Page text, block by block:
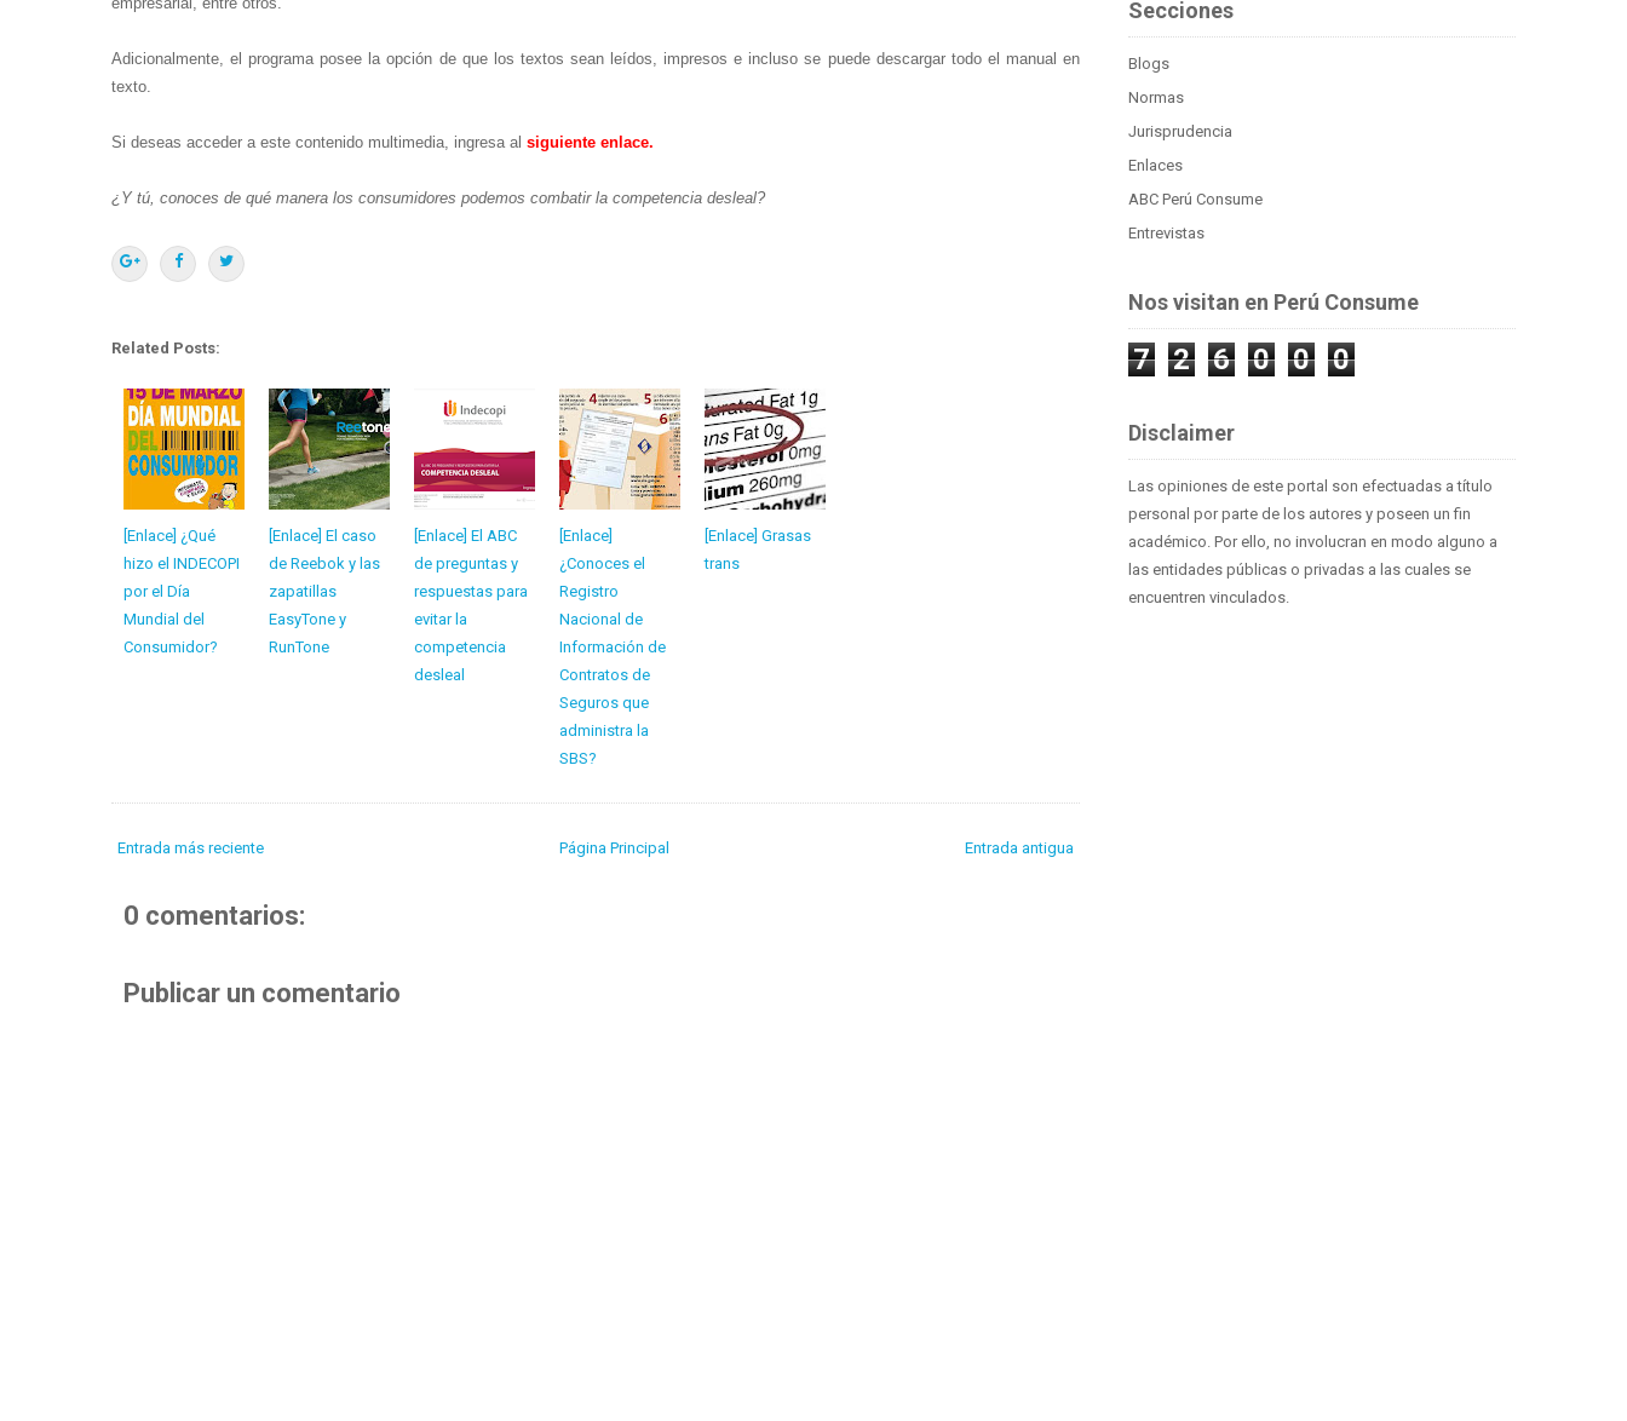
Adicionalmente, el programa posee la opción de que los textos sean leídos, impresos e incluso se puede descargar todo el manual en
texto.
Si deseas acceder a este contenido multimedia, ingresa al siguiente enlace.
¿Y tú, conoces de qué manera los consumidores podemos combatir la competencia desleal?
Related Posts:
[Enlace] ¿Qué
hizo el INDECOPI
por el Día
Mundial del
Consumidor?
[Enlace] El caso
de Reebok y las
zapatillas
EasyTone y
RunTone
[Enlace] El ABC
de preguntas y
respuestas para
evitar la
competencia
desleal
[Enlace]
¿Conoces el
Registro
Nacional de
Información de
Contratos de
Seguros que
administra la
SBS?
[Enlace] Grasas
trans
Entrada más reciente Entrada antigua
Página Principal
0 comentarios:
Publicar un comentario
Secciones
Blogs
Normas
Jurisprudencia
Enlaces
ABC Perú Consume
Entrevistas
Nos visitan en Perú Consume
7 2 6 0 0 0
Disclaimer
Las opiniones de este portal son efectuadas a título
personal por parte de los autores y poseen un fin
académico. Por ello, no involucran en modo alguno a
las entidades públicas o privadas a las cuales se
encuentren vinculados.